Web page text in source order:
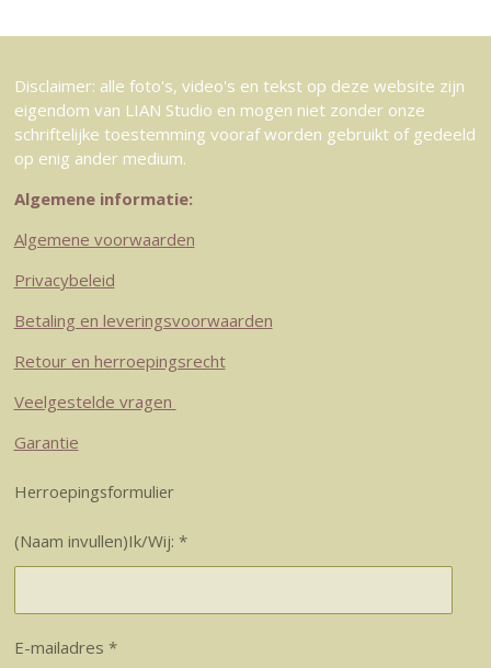
Disclaimer: alle foto's, video's en tekst op deze website zijn
eigendom van LIAN Studio en mogen niet zonder onze
schriftelijke toestemming vooraf worden gebruikt of gedeeld
op enig ander medium.
Algemene informatie:
Algemene voorwaarden
Privacybeleid
Betaling en leveringsvoorwaarden
Retour en herroepingsrecht
Veelgestelde vragen
Garantie
Herroepingsformulier
(Naam invullen)Ik/Wij: *
E-mailadres *